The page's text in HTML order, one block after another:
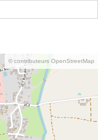
© contributeurs OpenStreetMap